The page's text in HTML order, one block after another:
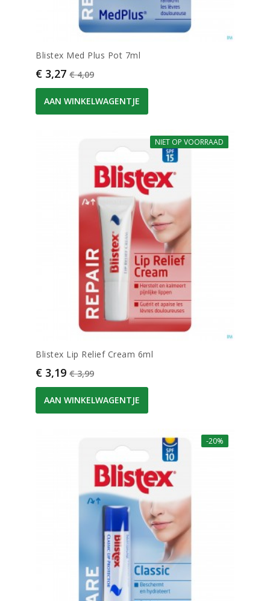
Blistex Med Plus Pot 7ml
Prijs
€ 3,27 Normale prijs
€ 4,09
AAN WINKELWAGENTJE
-20%
NIET OP VOORRAAD
Blistex Lip Relief Cream 6ml
Prijs
€ 3,19 Normale prijs
€ 3,99
AAN WINKELWAGENTJE
-20%